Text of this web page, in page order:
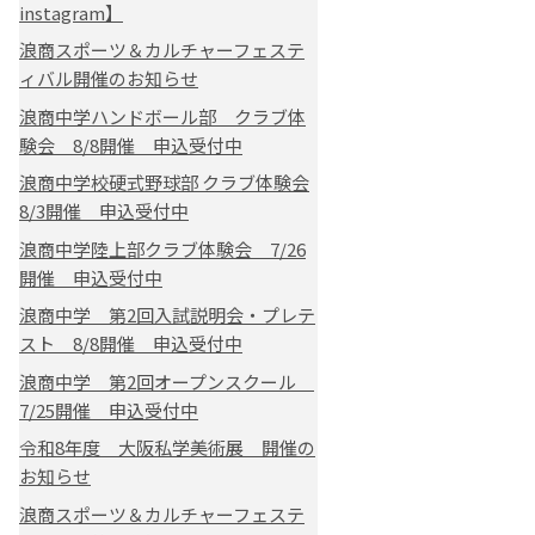
instagram】
浪商スポーツ＆カルチャーフェステ
ィバル開催のお知らせ
浪商中学ハンドボール部 クラブ体
験会 8/8開催 申込受付中
浪商中学校硬式野球部 クラブ体験会
8/3開催 申込受付中
浪商中学陸上部クラブ体験会 7/26
開催 申込受付中
浪商中学 第2回入試説明会・プレテ
スト 8/8開催 申込受付中
浪商中学 第2回オープンスクール
7/25開催 申込受付中
令和8年度 大阪私学美術展 開催の
お知らせ
浪商スポーツ＆カルチャーフェステ